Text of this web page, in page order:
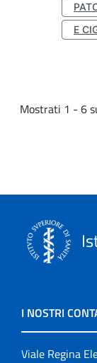
E
Mostrati 1 - 6
I NOSTRI
Viale Regina